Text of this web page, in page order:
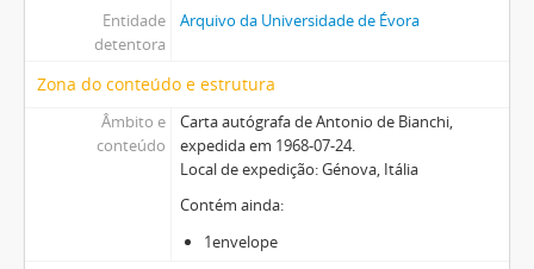
Entidade
detentora
Arquivo da Universidade de Évora
Zona do conteúdo e estrutura
Âmbito e
conteúdo
Carta autógrafa de Antonio de Bianchi,
expedida em 1968-07-24.
Local de expedição: Génova, Itália
Contém ainda:
1envelope